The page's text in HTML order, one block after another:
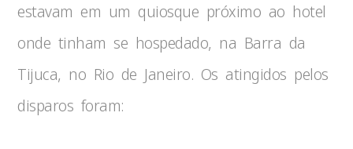
estavam em um quiosque próximo ao hotel
onde tinham se hospedado, na Barra da
Tijuca, no Rio de Janeiro. Os atingidos pelos
disparos foram: